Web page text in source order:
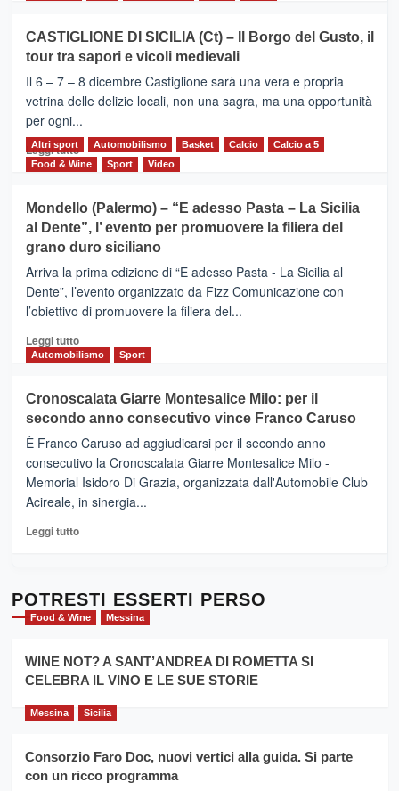
MOIO
ALCANTARA
–
Vivicittà,
alla
scoperta
del
territorio,
e
messaggi
di
CASTIGLIONE DI SICILIA (Ct) – Il Borgo del Gusto, il
tour tra sapori e vicoli medievali
Il 6 – 7 – 8 dicembre Castiglione sarà una vera e propria
vetrina delle delizie locali, non una sagra, ma una opportunità
per ogni...
Leggi tuttoLeggi
di
CASTIGLIONE
DI
SICILIA
(Ct)
–
Il
Borgo
Gusto,
il
tra
sapori
vicoli
medievali
Altri sport Automobilismo Basket Calcio
Calcio a 5
Food & Wine
Sport Video
Mondello (Palermo) – “E adesso Pasta – La Sicilia
al Dente”, l’ evento per promuovere la filiera del
grano duro siciliano
Arriva la prima edizione di “E adesso Pasta - La Sicilia al
Dente”, l’evento organizzato da Fizz Comunicazione con
l’obiettivo di promuovere la filiera del...
Leggi tuttoLeggi
di
Mondello
(Palermo)
–
“E
adesso
Pasta
–
Sicilia
l’
evento
per
la
filiera
grano
Automobilismo Sport
Cronoscalata Giarre Montesalice Milo: per il
secondo anno consecutivo vince Franco Caruso
È Franco Caruso ad aggiudicarsi per il secondo anno
consecutivo la Cronoscalata Giarre Montesalice Milo -
Memorial Isidoro Di Grazia, organizzata dall'Automobile Club
Acireale, in sinergia...
Leggi tuttoLeggi
Cronoscalata
Giarre
Montesalice
per
il
anno
Franco
Caruso
POTRESTI ESSERTI PERSO
Food & Wine Messina
WINE NOT? A SANT’ANDREA DI ROMETTA SI
CELEBRA IL VINO E LE SUE STORIE
Messina Sicilia
Consorzio Faro Doc, nuovi vertici alla guida. Si parte
con un ricco programma